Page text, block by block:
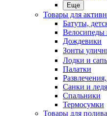
Еще
Товары для
Батуты,
Велосипеды
Дождевики
Зонты
Лодки и
Палатки
Санки и
Спальники
Термосумки
Товары для полива